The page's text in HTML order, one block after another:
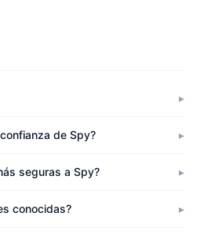
de Spy?
seguras a Spy?
conocidas?